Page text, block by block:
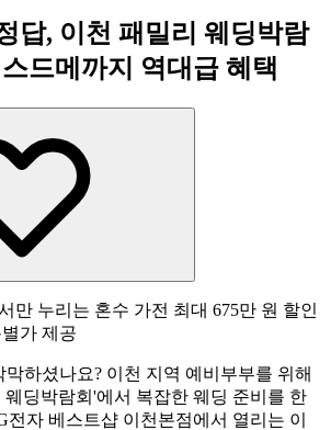
답, 이천 패밀리 웨딩박람
드메까지 역대급 혜택
만 누리는 혼수 가전 최대 675만 원 할인
가 제공
하셨나요? 이천 지역 예비부부를 위해
딩박람회'에서 복잡한 웨딩 준비를 한
전자 베스트샵 이천본점에서 열리는 이